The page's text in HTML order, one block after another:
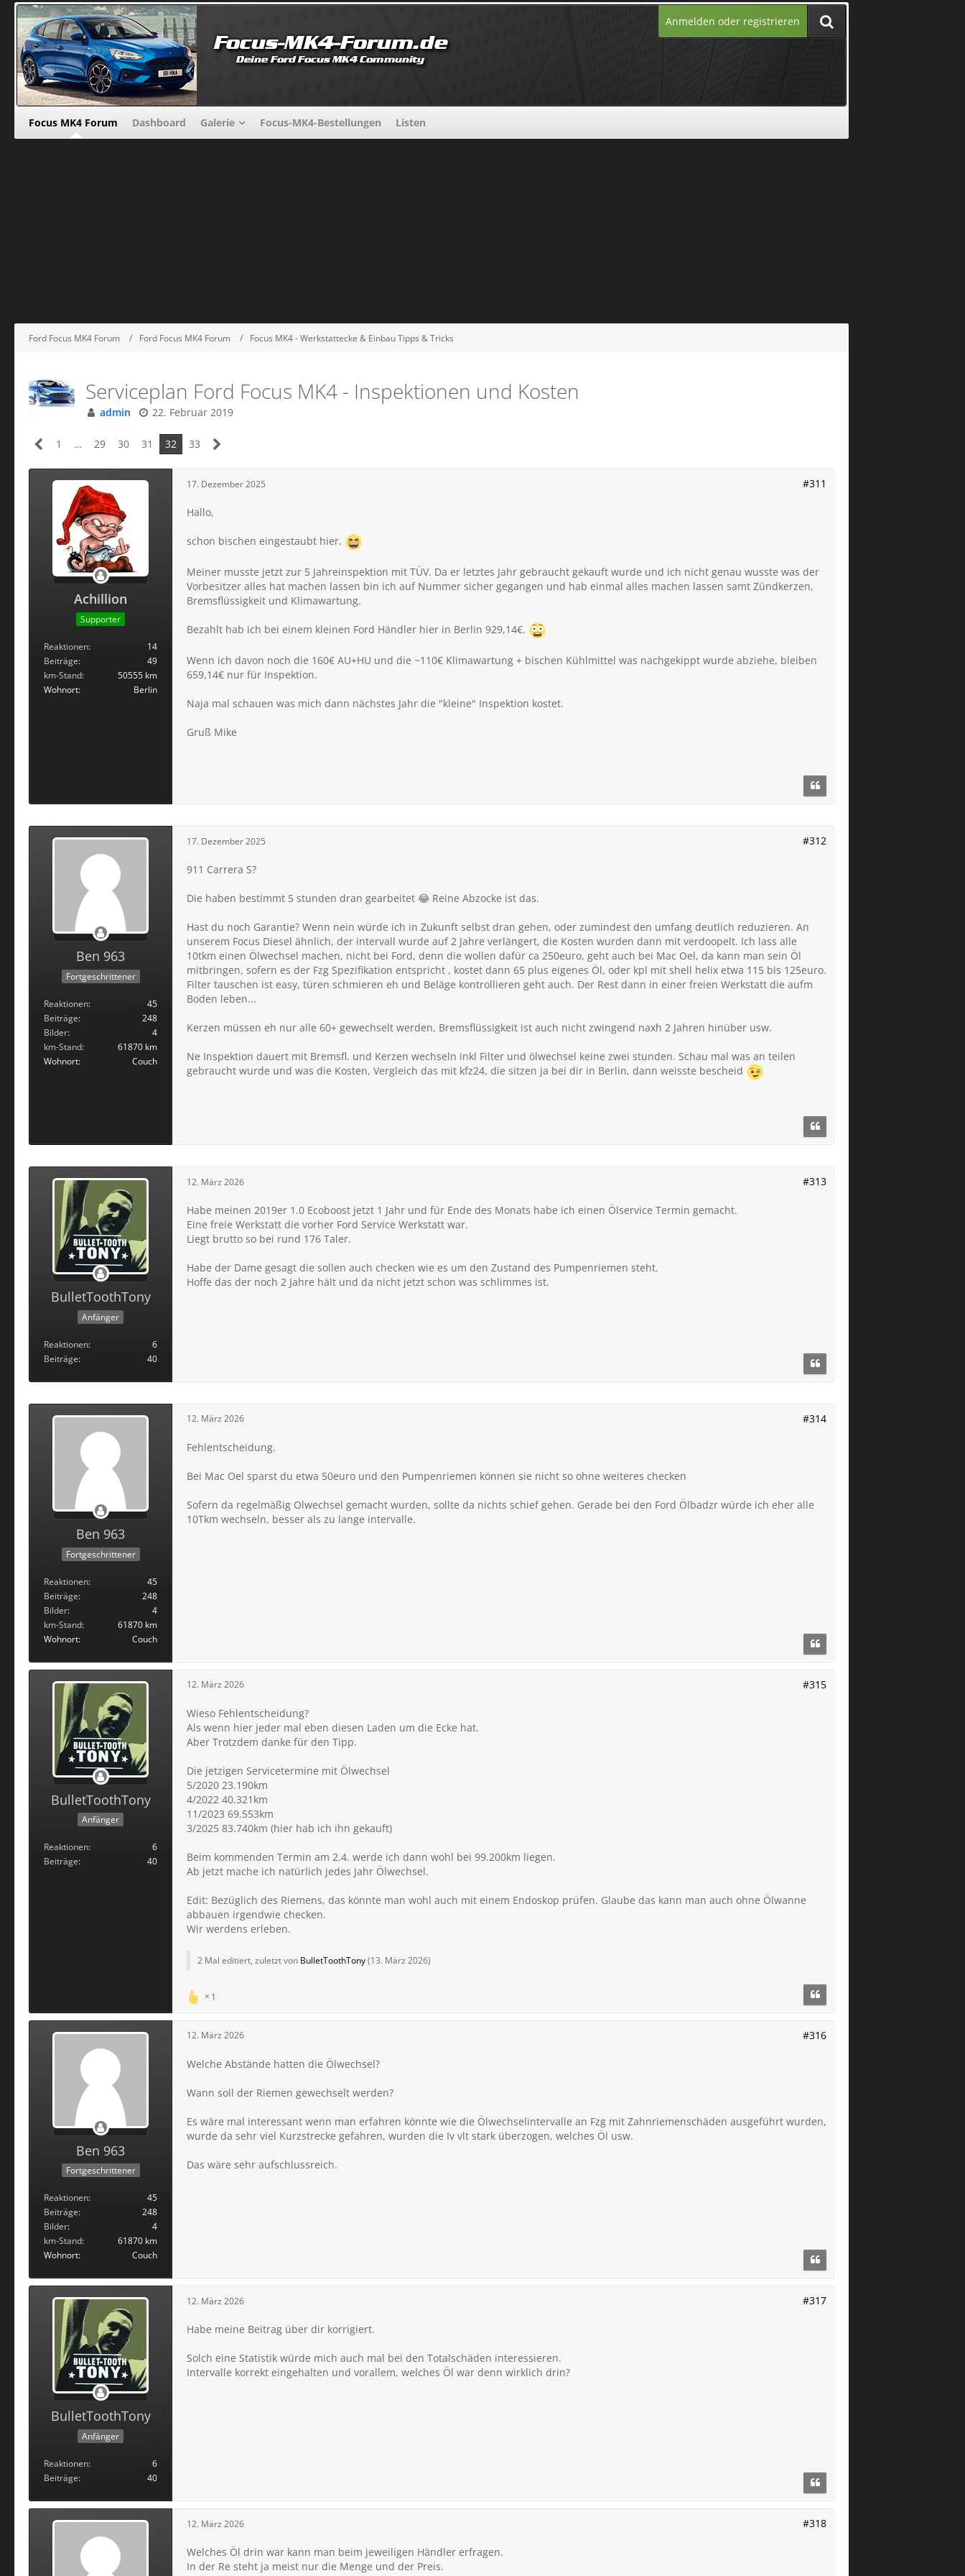
Anmelden oder registrieren
Focus MK4 Forum Dashboard Galerie Focus-MK4-Bestellungen Listen
Ford Focus MK4 Forum Ford Focus MK4 Forum Focus MK4 - Werkstattecke & Einbau Tipps & Tricks
Serviceplan Ford Focus MK4 - Inspektionen und Kosten
admin 22. Februar 2019
1 … 29 30 31 32 33
Achillion
Supporter
Reaktionen
14
Beiträge
49
km-Stand
50555 km
Wohnort
Berlin
17. Dezember 2025 #311
Hallo,
schon bischen eingestaubt hier.
Meiner musste jetzt zur 5 Jahreinspektion mit TÜV. Da er letztes Jahr gebraucht gekauft wurde und ich nicht genau wusste was der
Vorbesitzer alles hat machen lassen bin ich auf Nummer sicher gegangen und hab einmal alles machen lassen samt Zündkerzen,
Bremsflüssigkeit und Klimawartung.
Bezahlt hab ich bei einem kleinen Ford Händler hier in Berlin 929,14€.
Wenn ich davon noch die 160€ AU+HU und die ~110€ Klimawartung + bischen Kühlmittel was nachgekippt wurde abziehe, bleiben
659,14€ nur für Inspektion.
Naja mal schauen was mich dann nächstes Jahr die "kleine" Inspektion kostet.
Gruß Mike
Ben 963
Fortgeschrittener
Reaktionen
45
Beiträge
248
Bilder
4
km-Stand
61870 km
Wohnort
Couch
17. Dezember 2025 #312
911 Carrera S?
Die haben bestimmt 5 stunden dran gearbeitet 😂 Reine Abzocke ist das.
Hast du noch Garantie? Wenn nein würde ich in Zukunft selbst dran gehen, oder zumindest den umfang deutlich reduzieren. An
unserem Focus Diesel ähnlich, der intervall wurde auf 2 Jahre verlängert, die Kosten wurden dann mit verdoopelt. Ich lass alle
10tkm einen Ölwechsel machen, nicht bei Ford, denn die wollen dafür ca 250euro, geht auch bei Mac Oel, da kann man sein Öl
mitbringen, sofern es der Fzg Spezifikation entspricht , kostet dann 65 plus eigenes Öl, oder kpl mit shell helix etwa 115 bis 125euro.
Filter tauschen ist easy, türen schmieren eh und Beläge kontrollieren geht auch. Der Rest dann in einer freien Werkstatt die aufm
Boden leben...
Kerzen müssen eh nur alle 60+ gewechselt werden, Bremsflüssigkeit ist auch nicht zwingend naxh 2 Jahren hinüber usw.
Ne Inspektion dauert mit Bremsfl. und Kerzen wechseln inkl Filter und ölwechsel keine zwei stunden. Schau mal was an teilen
gebraucht wurde und was die Kosten, Vergleich das mit kfz24, die sitzen ja bei dir in Berlin, dann weisste bescheid
BulletToothTony
Anfänger
Reaktionen
6
Beiträge
40
12. März 2026 #313
Habe meinen 2019er 1.0 Ecoboost jetzt 1 Jahr und für Ende des Monats habe ich einen Ölservice Termin gemacht.
Eine freie Werkstatt die vorher Ford Service Werkstatt war.
Liegt brutto so bei rund 176 Taler.
Habe der Dame gesagt die sollen auch checken wie es um den Zustand des Pumpenriemen steht.
Hoffe das der noch 2 Jahre hält und da nicht jetzt schon was schlimmes ist.
Ben 963
Fortgeschrittener
Reaktionen
45
Beiträge
248
Bilder
4
km-Stand
61870 km
Wohnort
Couch
12. März 2026 #314
Fehlentscheidung.
Bei Mac Oel sparst du etwa 50euro und den Pumpenriemen können sie nicht so ohne weiteres checken
Sofern da regelmäßig Olwechsel gemacht wurden, sollte da nichts schief gehen. Gerade bei den Ford Ölbadzr würde ich eher alle
10Tkm wechseln, besser als zu lange intervalle.
BulletToothTony
Anfänger
Reaktionen
6
Beiträge
40
12. März 2026 #315
Wieso Fehlentscheidung?
Als wenn hier jeder mal eben diesen Laden um die Ecke hat.
Aber Trotzdem danke für den Tipp.
Die jetzigen Servicetermine mit Ölwechsel
5/2020 23.190km
4/2022 40.321km
11/2023 69.553km
3/2025 83.740km (hier hab ich ihn gekauft)
Beim kommenden Termin am 2.4. werde ich dann wohl bei 99.200km liegen.
Ab jetzt mache ich natürlich jedes Jahr Ölwechsel.
Edit: Bezüglich des Riemens, das könnte man wohl auch mit einem Endoskop prüfen. Glaube das kann man auch ohne Ölwanne
abbauen irgendwie checken.
Wir werdens erleben.
2 Mal editiert, zuletzt von BulletToothTony(13. März 2026)
1
Ben 963
Fortgeschrittener
Reaktionen
45
Beiträge
248
Bilder
4
km-Stand
61870 km
Wohnort
Couch
12. März 2026 #316
Welche Abstände hatten die Ölwechsel?
Wann soll der Riemen gewechselt werden?
Es wäre mal interessant wenn man erfahren könnte wie die Ölwechselintervalle an Fzg mit Zahnriemenschäden ausgeführt wurden,
wurde da sehr viel Kurzstrecke gefahren, wurden die Iv vlt stark überzogen, welches Öl usw.
Das wäre sehr aufschlussreich.
BulletToothTony
Anfänger
Reaktionen
6
Beiträge
40
12. März 2026 #317
Habe meine Beitrag über dir korrigiert.
Solch eine Statistik würde mich auch mal bei den Totalschäden interessieren.
Intervalle korrekt eingehalten und vorallem, welches Öl war denn wirklich drin?
12. März 2026 #318
Welches Öl drin war kann man beim jeweiligen Händler erfragen.
In der Re steht ja meist nur die Menge und der Preis.